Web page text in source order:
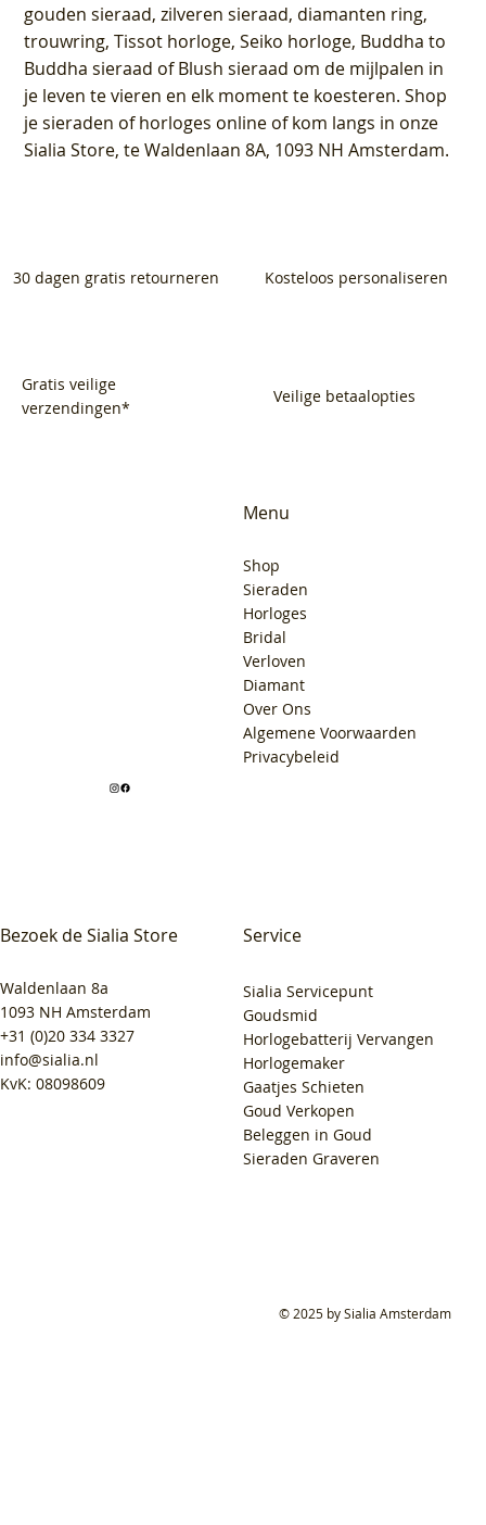
gouden sieraad, zilveren sieraad, diamanten ring,
trouwring, Tissot horloge, Seiko horloge, Buddha to
Buddha sieraad of Blush sieraad om de mijlpalen in
je leven te vieren en elk moment te koesteren. Shop
je sieraden of horloges online of kom langs in onze
Sialia Store, te Waldenlaan 8A, 1093 NH Amsterdam.
30 dagen gratis retourneren Kosteloos personaliseren
Gratis veilige
verzendingen*
Veilige betaalopties
Bezoek de Sialia Store
Waldenlaan 8a
1093 NH Amsterdam
+31 (0)20 334 3327
info@sialia.nl
KvK: 08098609
Menu
Shop
Sieraden
Horloges
Bridal
Verloven
Diamant
Over Ons
Algemene Voorwaarden
Privacybeleid
Service
Sialia Servicepunt
Goudsmid
Horlogebatterij Vervangen
Horlogemaker
Gaatjes Schieten
Goud Verkopen
Beleggen in Goud
Sieraden Graveren
© 2025 by Sialia Amsterdam